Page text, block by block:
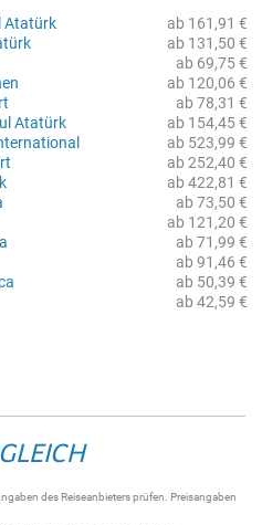
ab 161,91 €
Atatürk
ab 131,50 €
ab 69,75 €
ab 120,06 €
ab 78,31 €
ab 154,45 €
Atatürk
ab 523,99 €
ab 252,40 €
ab 422,81 €
ab 73,50 €
ab 121,20 €
ab 71,99 €
ab 91,46 €
ab 50,39 €
ab 42,59 €
des Reiseanbieters prüfen. Preisangaben